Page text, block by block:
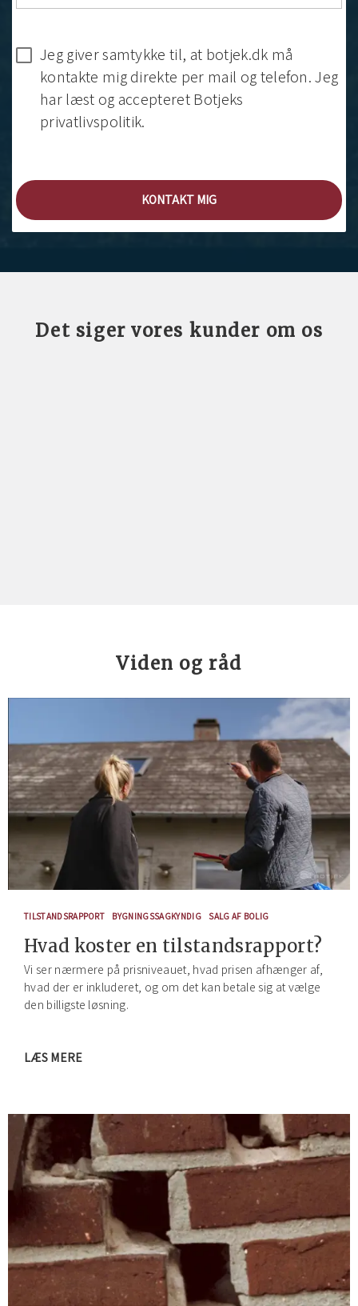
Jeg giver samtykke til, at botjek.dk må
kontakte mig direkte per mail og telefon. Jeg
har læst og accepteret Botjeks
privatlivspolitik.
KONTAKT MIG
Det siger vores kunder om os
Viden og råd
TILSTANDSRAPPORT BYGNINGSSAGKYNDIG SALG AF BOLIG
Hvad koster en tilstandsrapport?
Vi ser nærmere på prisniveauet, hvad prisen afhænger af,
hvad der er inkluderet, og om det kan betale sig at vælge
den billigste løsning.
LÆS MERE